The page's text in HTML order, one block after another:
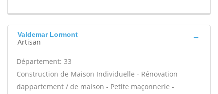
Valdemar Lormont
Artisan
Département: 33
Construction de Maison Individuelle - Rénovation
dappartement / de maison - Petite maçonnerie -